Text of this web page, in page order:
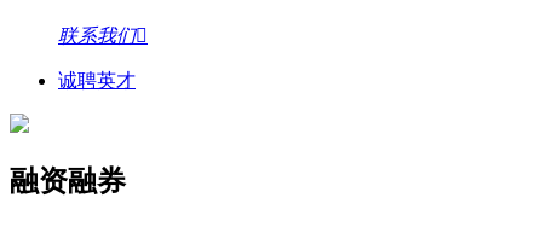
联系我们
诚聘英才
融资融券